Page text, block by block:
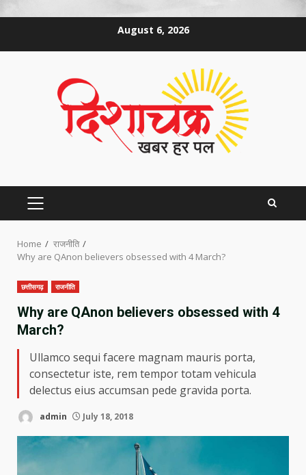
August 6, 2026
PRIMARY
Home
राजनीति
Why are QAnon believers obsessed with 4 March?
छत्तीसगढ़ राजनीति
Why are QAnon believers obsessed with 4
March?
Ullamco sequi facere magnam mauris porta,
consectetur iste, rem tempor totam vehicula
delectus eius accumsan pede gravida porta.
admin July 18, 2018